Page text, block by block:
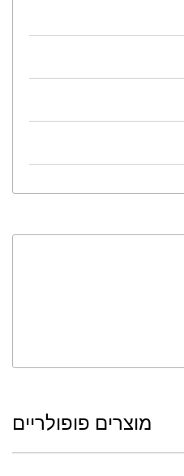
מוצרים פופולריים